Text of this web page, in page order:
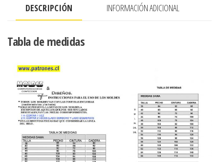
DESCRIPCIÓN INFORMACIÓN ADICIONAL
Tabla de medidas